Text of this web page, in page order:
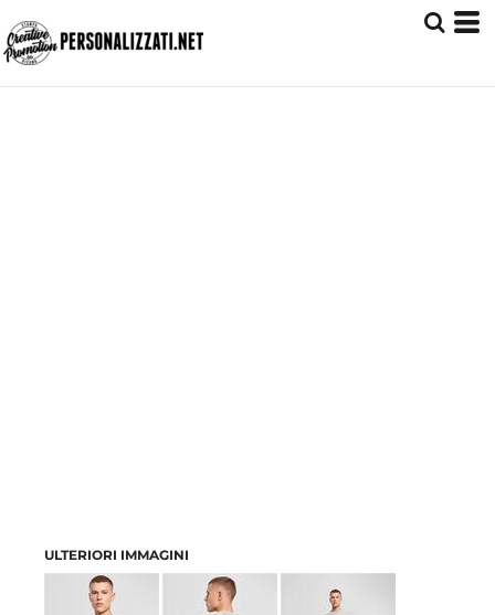
ULTERIORI IMMAGINI